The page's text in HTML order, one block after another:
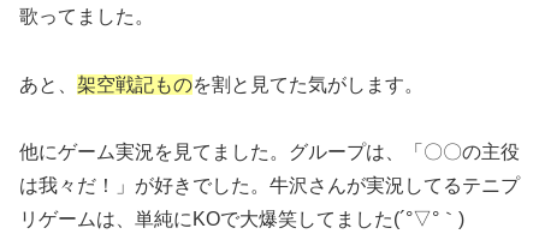
歌ってました。
あと、 架空戦記ものを割と見てた気がします。
他にゲーム実況を見てました。グループは、「〇〇の主役
は我々だ！」が好きでした。牛沢さんが実況してるテニプ
リゲームは、単純にKOで大爆笑してました(´°▽°｀)